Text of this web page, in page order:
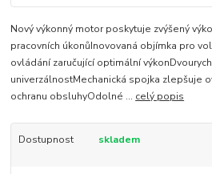
Nový výkonný motor poskytuje zvýšený
pracovních úkonůInovovaná objímka pro
ovládání zaručující optimální
univerzálnostMechanická spojka zlepšuje
ochranu obsluhyOdolné ... celý popis
Dostupnost skladem